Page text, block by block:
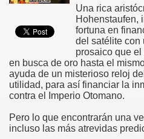
Una rica
Hohenstaufen,
fortuna en
del satélite con
prosaico que
en busca de oro hasta el
ayuda de un misterioso reloj
utilidad, para así financiar la
contra el Imperio Otomano.
Pero lo que encontrarán una
incluso las más atrevidas